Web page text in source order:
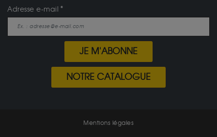
Adresse e-mail
JE M'ABONNE
NOTRE CATALOGUE
Mentions légales